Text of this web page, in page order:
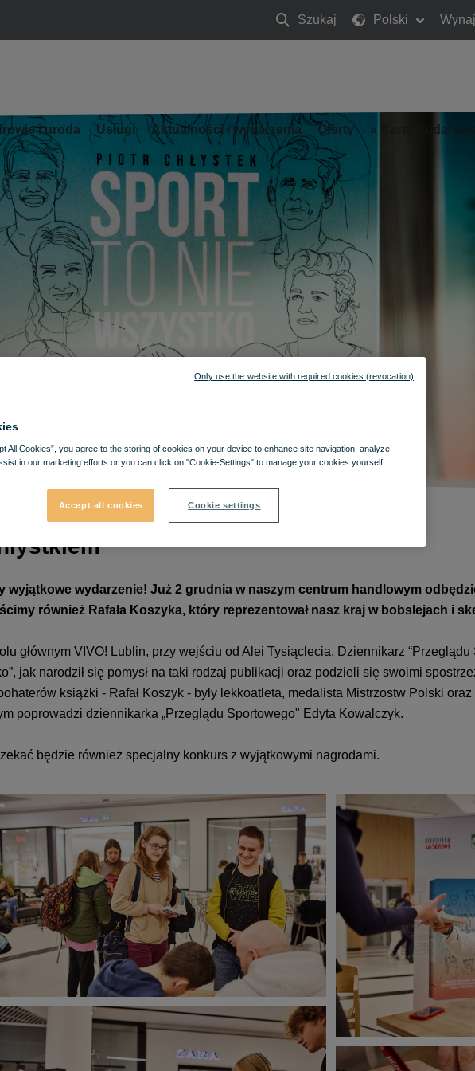
Szukaj
Szukaj
Polski
i uroda Usługi Aktualności i wydarzenia Oferty » Karta
wydarzenie! Już 2 grudnia w naszym centrum handlowym
również Rafała Koszyka, który reprezentował nasz kraj w bobslejach i
głównym VIVO! Lublin, przy wejściu od Alei Tysiąclecia. Dziennikarz “Przeglądu
jak narodził się pomysł na taki rodzaj publikacji oraz podzieli się swoimi
książki - Rafał Koszyk - były lekkoatleta, medalista Mistrzostw Polski
poprowadzi dziennikarka „Przeglądu Sportowego" Edyta Kowalczyk.
będzie również specjalny konkurs z wyjątkowymi nagrodami.
All Cookies”, you agree to the storing of cookies on your device to enhance site navigation, analyze
in our marketing efforts or you can click on "Cookie-Settings" to manage your cookies yourself.
Accept all cookies Cookie settings
Only use the website with required cookies (revocation)